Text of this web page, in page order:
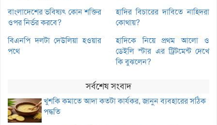
বাংলাদেশের ভবিষ্যৎ কোন শক্তির
ওপর নির্ভর করবে?
হাদির বিচারের দাবিতে নাহিদরা
কোথায়?
বিএনপি দলটা দেউলিয়া হওয়ার
পথে
হাদিকে নিয়ে প্রথম আলো ও
ডেইলি স্টার এর ট্রিটমেন্ট দেখে
কি বুঝলেন?
সর্বশেষ সংবাদ
খুশকি কমাতে আদা কতটা কার্যকর, জানুন ব্যবহারের সঠিক
পদ্ধতি